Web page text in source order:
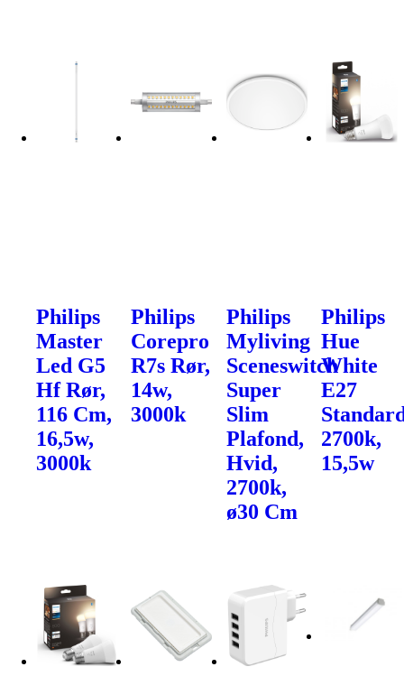
Philips
Master
Led G5
Hf Rør,
116 Cm,
16,5w,
3000k
Philips
Corepro
R7s Rør,
14w,
3000k
Philips
Myliving
Sceneswitch
Super
Slim
Plafond,
Hvid,
2700k,
ø30 Cm
Philips
Hue
White
E27
2700k,
15,5w